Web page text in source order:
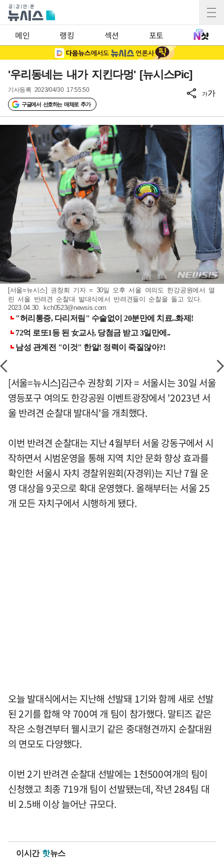
메인 랭킹 섹션 포토
'우리동네는 내가 지킨다멍' [뉴시스Pic]
기사등록 2023/04/30 17:55:50
구글에서 선호하는 매체로 추가
가가
[서울=뉴시스] 권창회 기자 = 30일 오후 서울 여의도 한강공원에서 열
린 서울 반려견 순찰대 발대식에서 반려견들이 순찰을 돌고 있다.
2023.04.30. kch0523@newsis.com
[서울=뉴시스]김근수 권창회 기자 = 서울시는 30일 서울
영등포구 여의도 한강공원 이벤트광장에서 '2023년 서
울 반려견 순찰대 발대식'을 개최했다.
이번 반려견 순찰대는 지난 4월부터 서울 강동구에서 시
작하면서 시범운영을 통해 지역 치안 문화 향상 효과를
확인한 서울시 자치 경찰위원회(자경위)는 지난 7월 운
영 대상을 9곳으로 확대 운영했다. 올해부터는 서울 25
개 모든 자치구에서 시행하게 됐다.
오늘 발대식에서는 지난해 선발돼 1기와 함께 새로 선발
된 2기를 합해 약 700여 개 팀이 참가했다. 말티즈 같은
작은 소형견부터 웰시코기 같은 중대형견까지 순찰대원
의 면모도 다양했다.
이번 2기 반려견 순찰대 선발에는 1천500여개의 팀이
신청했고 최종 719개 팀이 선발됐는데, 작년 284팀 대
비 2.5배 이상 늘어난 규모다.
이시간 핫뉴스